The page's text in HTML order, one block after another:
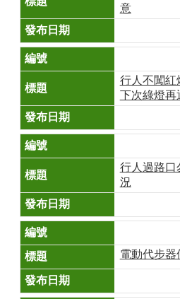
意
行人不闖紅
下次綠燈再
行人過路口
況
電動代步器